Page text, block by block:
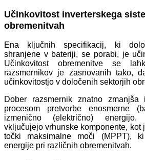
Učinkovitost inverterskega
obremenitvah
Ena ključnih specifikacij, ki
shranjene v bateriji, se porabi, je
Učinkovitost obremenitve se
razsmernikov je zasnovanih tako,
učinkovitostjo v določenih sektorjih
Dober razsmernik znatno zmanjša
procesom pretvorbe enosmerne
izmenično (električno) energijo.
vključujejo vrhunske komponente, kot
točki maksimalne moči (MPPT),
energije pri različnih obremenitvah.